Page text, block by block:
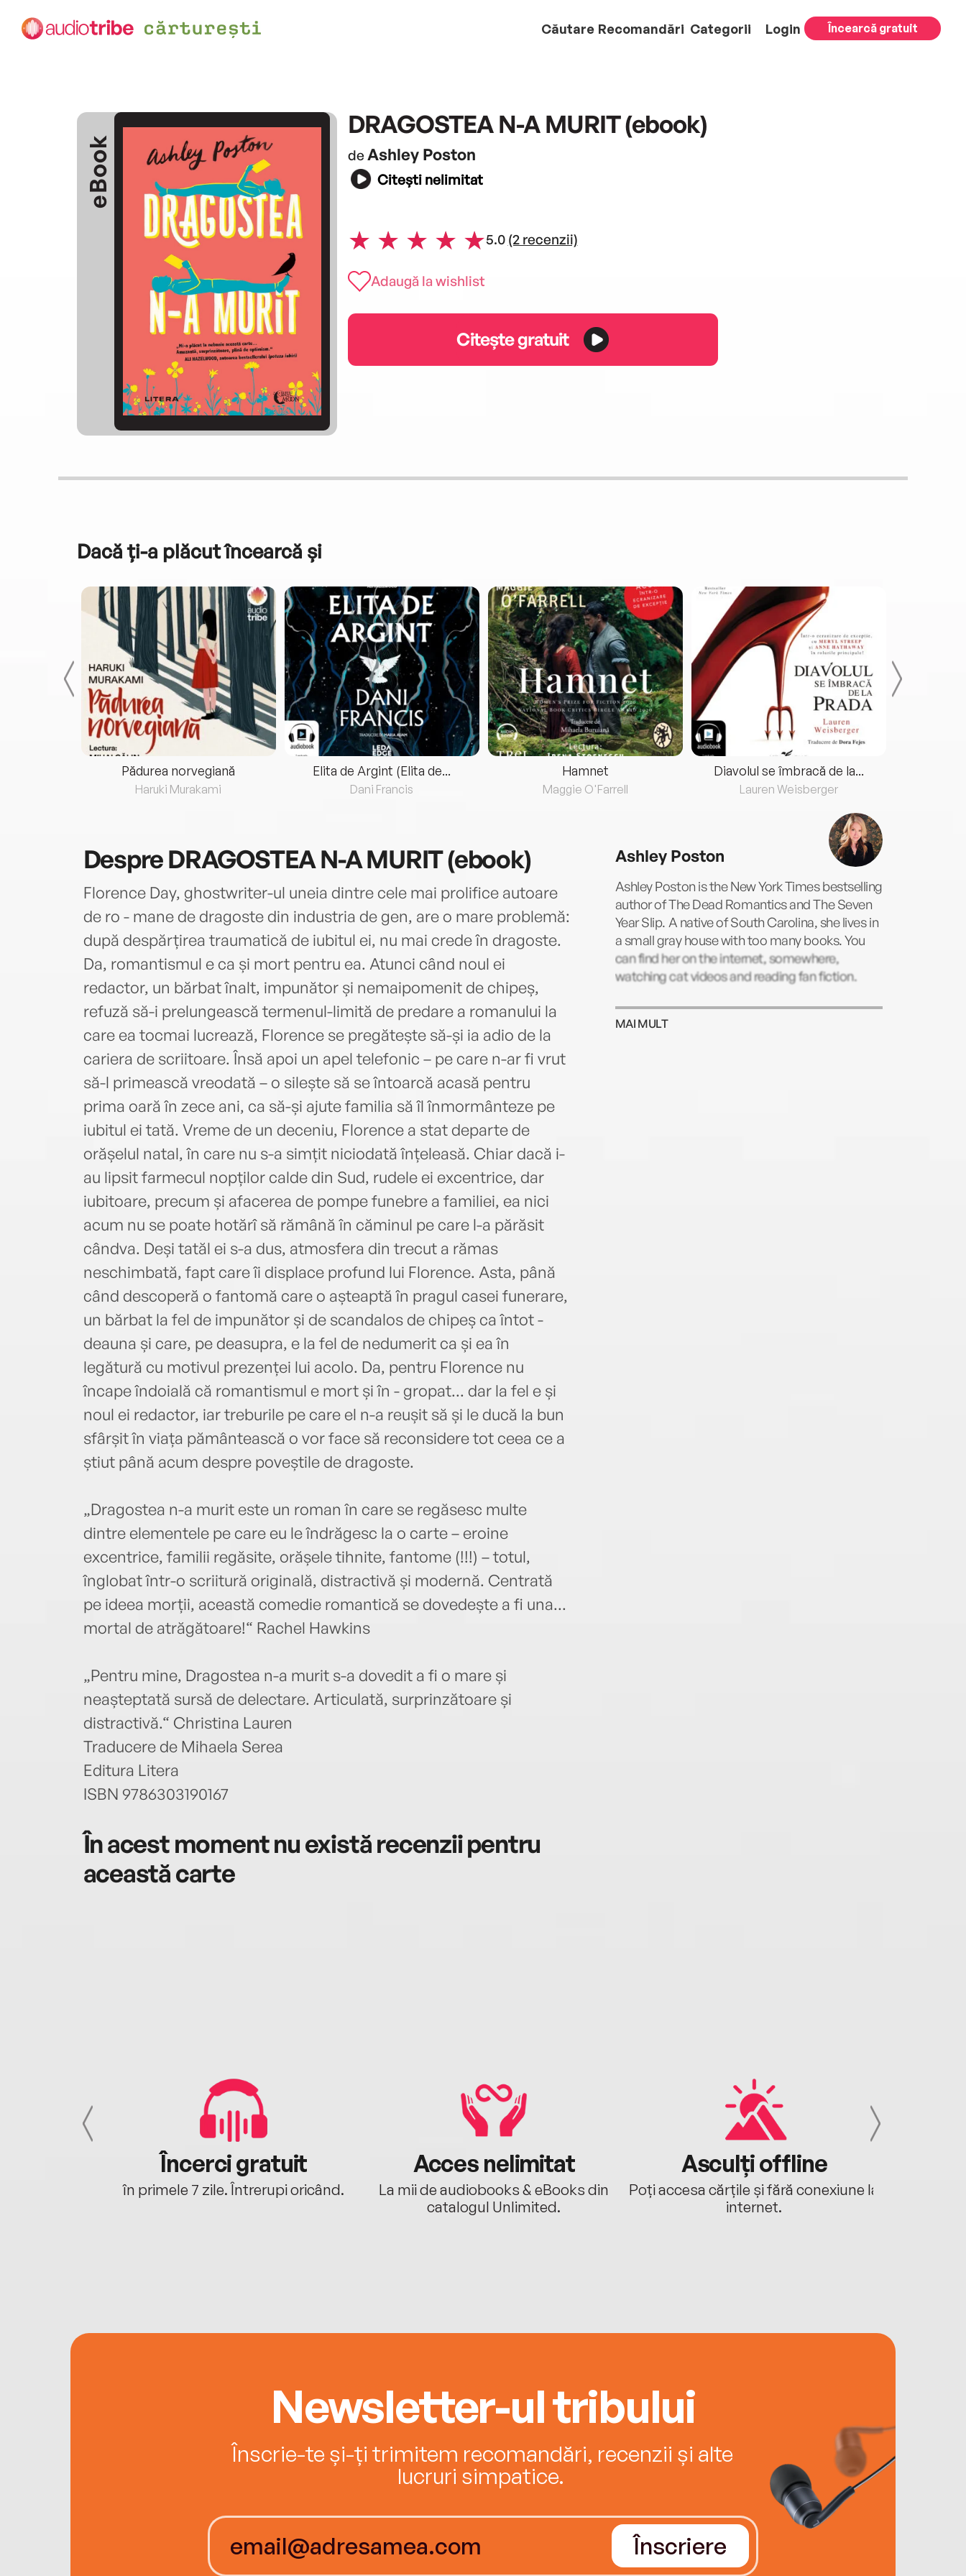
Căutare Recomandări Categorii Login Încearcă gratuit
eBook
DRAGOSTEA N-A MURIT (ebook)
de Ashley Poston
Citești nelimitat
5.0 (2 recenzii)
Adaugă la wishlist
Citește gratuit
Dacă ți-a plăcut încearcă și
Pădurea norvegiană
Haruki Murakami
Elita de Argint (Elita de...
Dani Francis
Hamnet
Maggie O'Farrell
Diavolul se îmbracă de la...
Lauren Weisberger
DespreDRAGOSTEA N-A MURIT (ebook)
Florence Day, ghostwriter-ul uneia dintre cele mai prolifice autoare
de ro - mane de dragoste din industria de gen, are o mare problemă:
după despărțirea traumatică de iubitul ei, nu mai crede în dragoste.
Da, romantismul e ca și mort pentru ea. Atunci când noul ei
redactor, un bărbat înalt, impunător și nemaipomenit de chipeș,
refuză să-i prelungească termenul-limită de predare a romanului la
care ea tocmai lucrează, Florence se pregătește să-și ia adio de la
cariera de scriitoare. Însă apoi un apel telefonic – pe care n-ar fi vrut
să-l primească vreodată – o silește să se întoarcă acasă pentru
prima oară în zece ani, ca să-și ajute familia să îl înmormânteze pe
iubitul ei tată. Vreme de un deceniu, Florence a stat departe de
orășelul natal, în care nu s-a simțit niciodată înțeleasă. Chiar dacă i-
au lipsit farmecul nopților calde din Sud, rudele ei excentrice, dar
iubitoare, precum și afacerea de pompe funebre a familiei, ea nici
acum nu se poate hotărî să rămână în căminul pe care l-a părăsit
cândva. Deși tatăl ei s-a dus, atmosfera din trecut a rămas
neschimbată, fapt care îi displace profund lui Florence. Asta, până
când descoperă o fantomă care o așteaptă în pragul casei funerare,
un bărbat la fel de impunător și de scandalos de chipeș ca întot -
deauna și care, pe deasupra, e la fel de nedumerit ca și ea în
legătură cu motivul prezenței lui acolo. Da, pentru Florence nu
încape îndoială că romantismul e mort și în - gropat... dar la fel e și
noul ei redactor, iar treburile pe care el n-a reușit să și le ducă la bun
sfârșit în viața pământească o vor face să reconsidere tot ceea ce a
știut până acum despre poveștile de dragoste.
„Dragostea n-a murit este un roman în care se regăsesc multe
dintre elementele pe care eu le îndrăgesc la o carte – eroine
excentrice, familii regăsite, orășele tihnite, fantome (!!!) – totul,
înglobat într-o scriitură originală, distractivă și modernă. Centrată
pe ideea morții, această comedie romantică se dovedește a fi una...
mortal de atrăgătoare!“ Rachel Hawkins
„Pentru mine, Dragostea n-a murit s-a dovedit a fi o mare și
neașteptată sursă de delectare. Articulată, surprinzătoare și
distractivă.“ Christina Lauren
Traducere de Mihaela Serea
Editura Litera
ISBN 9786303190167
În acest moment nu există recenzii pentru
această carte
Ashley Poston
Ashley Poston is the New York Times bestselling
author of The Dead Romantics and The Seven
Year Slip. A native of South Carolina, she lives in
a small gray house with too many books. You
can find her on the internet, somewhere,
watching cat videos and reading fan fiction.
MAI MULT
Încerci gratuit
în primele 7 zile. Întrerupi oricând.
Acces nelimitat
La mii de audiobooks & eBooks din
catalogul Unlimited.
Asculți offline
Poți accesa cărțile și fără conexiune la
internet.
Newsletter-ul tribului
Înscrie-te și-ți trimitem recomandări, recenzii și alte
lucruri simpatice.
Înscriere